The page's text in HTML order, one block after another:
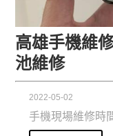
高雄手機維
池維修
2022-05-02
手機現場維修時